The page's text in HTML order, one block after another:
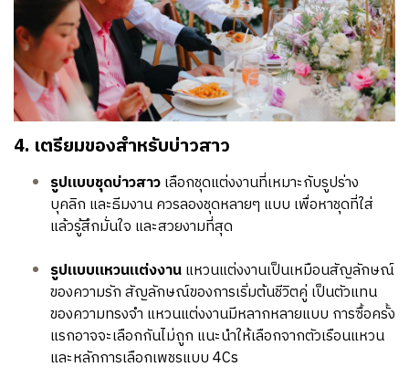
4. เตรียมของสำหรับบ่าวสาว
รูปแบบชุดบ่าวสาวเลือกชุดแต่งงานที่เหมาะกับรูปร่าง
บุคลิก และธีมงาน ควรลองชุดหลายๆ แบบ เพื่อหาชุดที่ใส่
แล้วรู้สึกมั่นใจ และสวยงามที่สุด
รูปแบบแหวนแต่งงานแหวนแต่งงานเป็นเหมือนสัญลักษณ์
ของความรัก สัญลักษณ์ของการเริ่มต้นชีวิตคู่ เป็นตัวแทน
ของความทรงจำ แหวนแต่งงานมีหลากหลายแบบ การซื้อครั้ง
แรกอาจจะเลือกกันไม่ถูก แนะนำให้เลือกจากตัวเรือนแหวน
และหลักการเลือกเพชรแบบ 4Cs